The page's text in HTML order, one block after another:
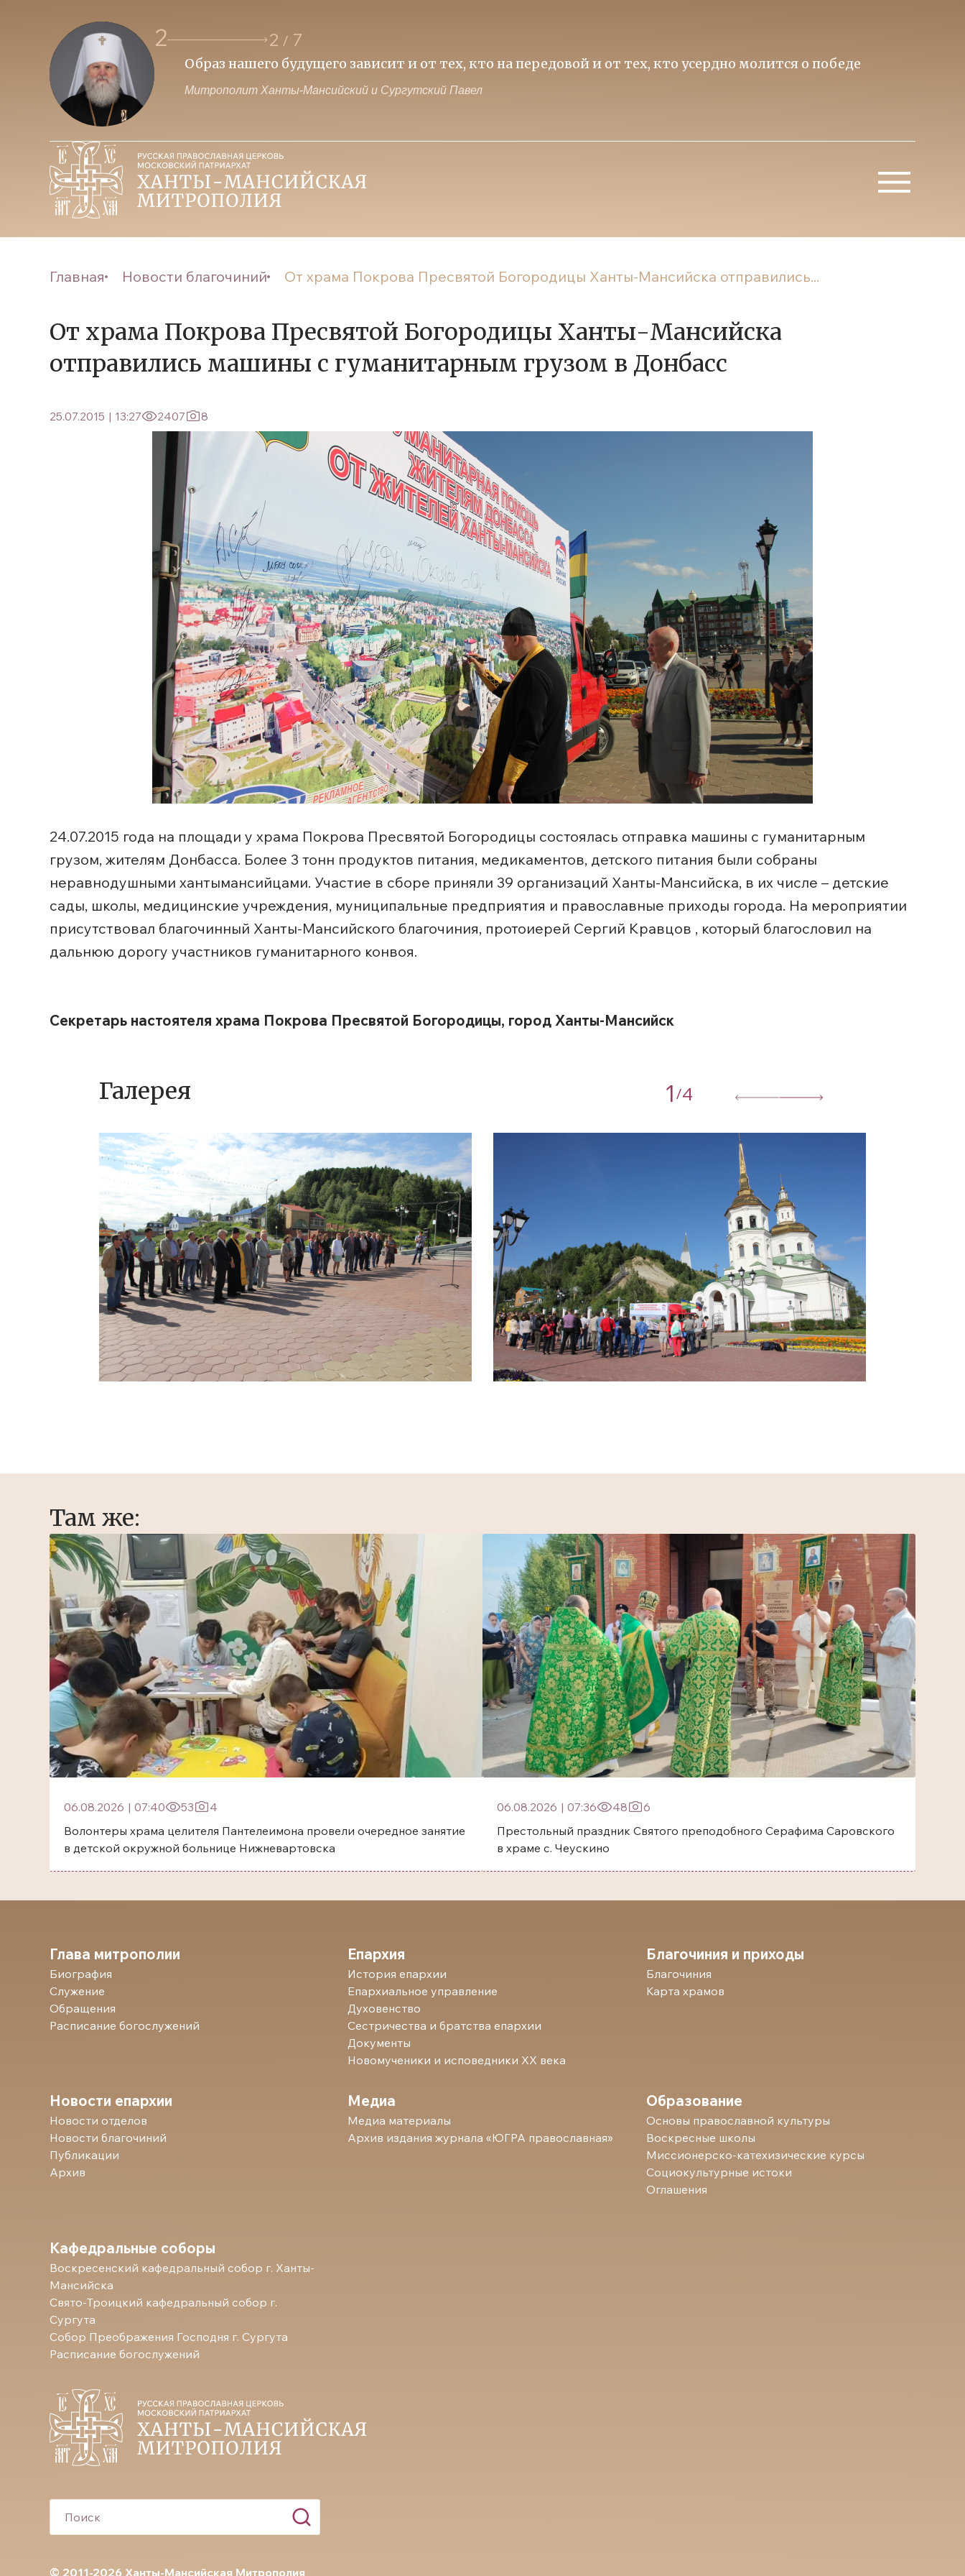
2 2 / 7
и Церкви Образ нашего будущего зависит и от тех, кто на передовой и от тех, кто усердно молится о победе
Митрополит Ханты-Мансийский и Сургутский Павел
Главная Новости благочиний От храма Покрова Пресвятой Богородицы Ханты-Мансийска отправились...
От храма Покрова Пресвятой Богородицы Ханты-Мансийска
отправились машины с гуманитарным грузом в Донбасс
25.07.2015 | 13:27 2407 8
24.07.2015 года на площади у храма Покрова Пресвятой Богородицы состоялась отправка машины с гуманитарным
грузом, жителям Донбасса. Более 3 тонн продуктов питания, медикаментов, детского питания были собраны
неравнодушными хантымансийцами. Участие в сборе приняли 39 организаций Ханты-Мансийска, в их числе – детские
сады, школы, медицинские учреждения, муниципальные предприятия и православные приходы города. На мероприятии
присутствовал благочинный Ханты-Мансийского благочиния, протоиерей Сергий Кравцов , который благословил на
дальнюю дорогу участников гуманитарного конвоя.
Секретарь настоятеля храма Покрова Пресвятой Богородицы, город Ханты-Мансийск
Галерея 1 /4
Там же:
06.08.2026 | 07:40 53
4
Волонтеры храма целителя Пантелеимона провели очередное занятие
в детской окружной больнице Нижневартовска
06.08.2026 | 07:36 48
6
Престольный праздник Святого преподобного Серафима Саровского
в храме с. Чеускино
© 2011-2026 Ханты-Мансийская Митрополия
Глава митрополии
Биография
Служение
Обращения
Расписание богослужений
Епархия
История епархии
Епархиальное управление
Духовенство
Сестричества и братства епархии
Документы
Новомученики и исповедники ХХ века
Благочиния и приходы
Благочиния
Карта храмов
Новости епархии
Новости отделов
Новости благочиний
Публикации
Архив
Медиа
Медиа материалы
Архив издания журнала «ЮГРА православная»
Образование
Основы православной культуры
Воскресные школы
Миссионерско-катехизические курсы
Социокультурные истоки
Оглашения
Кафедральные соборы
Воскресенский кафедральный собор г. Ханты-
Мансийска
Свято-Троицкий кафедральный собор г.
Сургута
Собор Преображения Господня г. Сургута
Расписание богослужений